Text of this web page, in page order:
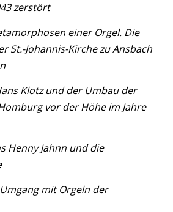
zerstört
einer Orgel. Die
St.-Johannis-Kirche zu Ansbach
Klotz und der Umbau der
vor der Höhe im Jahre
Henny Jahnn und die
Umgang mit Orgeln der